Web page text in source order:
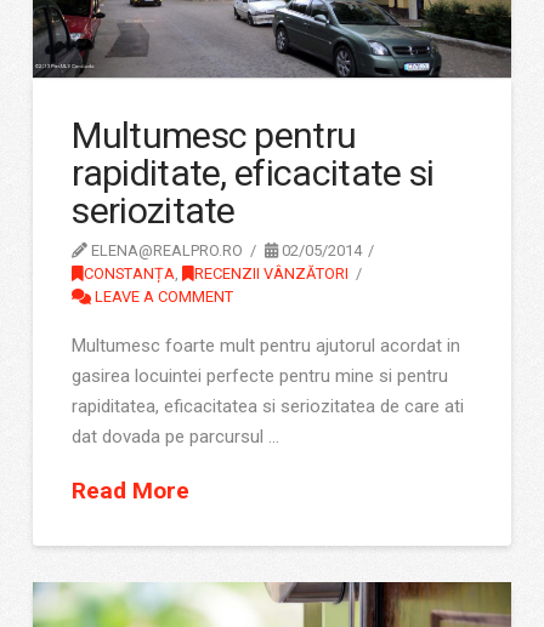
Multumesc pentru
rapiditate, eficacitate si
seriozitate
ELENA@REALPRO.RO
02/05/2014
CONSTANȚA
RECENZII VÂNZĂTORI
LEAVE A COMMENT
Multumesc foarte mult pentru ajutorul acordat in
gasirea locuintei perfecte pentru mine si pentru
rapiditatea, eficacitatea si seriozitatea de care ati
dat dovada pe parcursul …
Read More